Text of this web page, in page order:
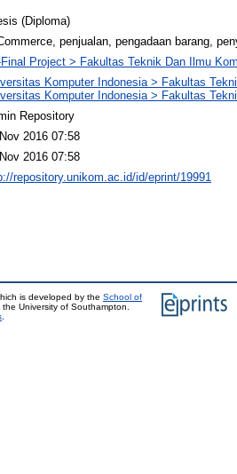
(Diploma)
penjualan, pengadaan barang,
Project > Fakultas Teknik Dan Ilmu
Komputer Indonesia > Fakultas
Komputer Indonesia > Fakultas
Repository
2016 07:58
2016 07:58
repository.unikom.ac.id/id/eprint/19991
is developed by the School of
the University of Southampton.